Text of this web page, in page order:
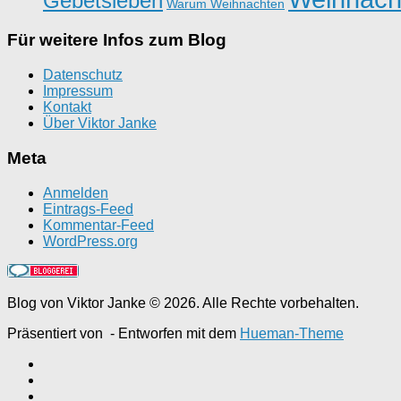
Warum Weihnachten
Für weitere Infos zum Blog
Datenschutz
Impressum
Kontakt
Über Viktor Janke
Meta
Anmelden
Eintrags-Feed
Kommentar-Feed
WordPress.org
Blog von Viktor Janke © 2026. Alle Rechte vorbehalten.
Präsentiert von - Entworfen mit dem Hueman-Theme